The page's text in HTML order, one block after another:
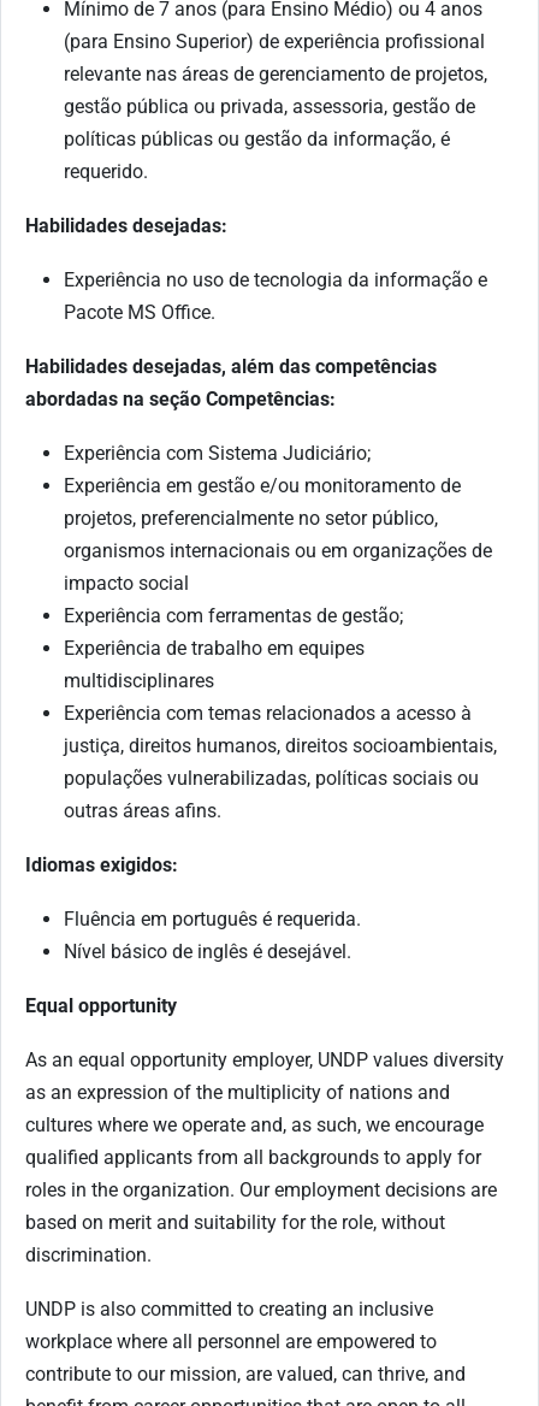
Mínimo de 7 anos (para Ensino Médio) ou 4 anos
(para Ensino Superior) de experiência profissional
relevante nas áreas de gerenciamento de projetos,
gestão pública ou privada, assessoria, gestão de
políticas públicas ou gestão da informação, é
requerido.
Habilidades desejadas:
Experiência no uso de tecnologia da informação e
Pacote MS Office.
Habilidades desejadas, além das competências
abordadas na seção Competências:
Experiência com Sistema Judiciário;
Experiência em gestão e/ou monitoramento de
projetos, preferencialmente no setor público,
organismos internacionais ou em organizações de
impacto social
Experiência com ferramentas de gestão;
Experiência de trabalho em equipes
multidisciplinares
Experiência com temas relacionados a acesso à
justiça, direitos humanos, direitos socioambientais,
populações vulnerabilizadas, políticas sociais ou
outras áreas afins.
Idiomas exigidos:
Fluência em português é requerida.
Nível básico de inglês é desejável.
Equal opportunity
As an equal opportunity employer, UNDP values diversity
as an expression of the multiplicity of nations and
cultures where we operate and, as such, we encourage
qualified applicants from all backgrounds to apply for
roles in the organization. Our employment decisions are
based on merit and suitability for the role, without
discrimination.
UNDP is also committed to creating an inclusive
workplace where all personnel are empowered to
contribute to our mission, are valued, can thrive, and